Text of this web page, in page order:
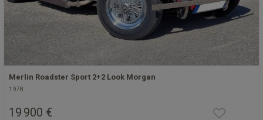
Merlin Roadster Sport 2+2 Look Morgan
1978
19 900 €